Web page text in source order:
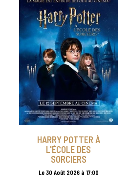
HARRY POTTER À
L'ÉCOLE DES
SORCIERS
Le 30 Août 2026 à 17:00